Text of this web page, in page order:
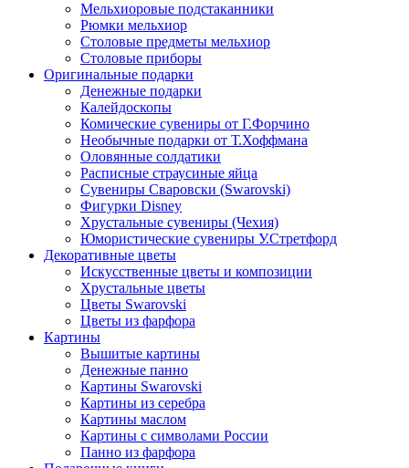
Мельхиоровые подстаканники
Рюмки мельхиор
Столовые предметы мельхиор
Столовые приборы
Оригинальные подарки
Денежные подарки
Калейдоскопы
Комические сувениры от Г.Форчино
Необычные подарки от Т.Хоффмана
Оловянные солдатики
Расписные страусиные яйца
Сувениры Сваровски (Swarovski)
Фигурки Disney
Хрустальные сувениры (Чехия)
Юмористические сувениры У.Стретфорд
Декоративные цветы
Искусственные цветы и композиции
Хрустальные цветы
Цветы Swarovski
Цветы из фарфора
Картины
Вышитые картины
Денежные панно
Картины Swarovski
Картины из серебра
Картины маслом
Картины с символами России
Панно из фарфора